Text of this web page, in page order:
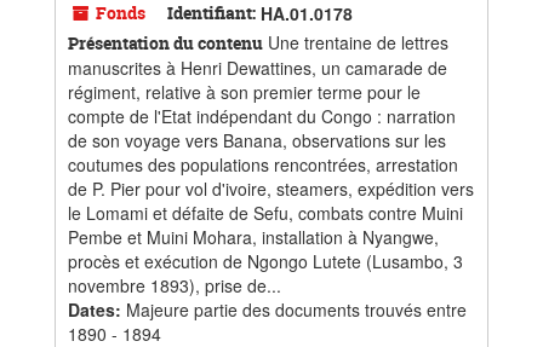
Fonds Identifiant: HA.01.0178
Présentation du contenu Une trentaine de lettres
manuscrites à Henri Dewattines, un camarade de
régiment, relative à son premier terme pour le
compte de l'Etat indépendant du Congo : narration
de son voyage vers Banana, observations sur les
coutumes des populations rencontrées, arrestation
de P. Pier pour vol d'ivoire, steamers, expédition vers
le Lomami et défaite de Sefu, combats contre Muini
Pembe et Muini Mohara, installation à Nyangwe,
procès et exécution de Ngongo Lutete (Lusambo, 3
novembre 1893), prise de...
Dates: Majeure partie des documents trouvés entre
1890 - 1894